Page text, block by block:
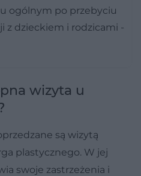
ogólnym po przebyciu
z dzieckiem i rodzicami -
wizyta u
są wizytą
plastycznego. W jej
swoje zastrzeżenia i